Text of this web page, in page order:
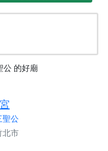
公 的好廟
聖公
北市